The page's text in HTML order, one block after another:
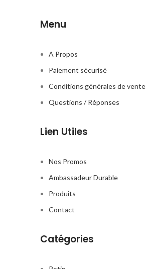
Menu
A Propos
Paiement sécurisé
Conditions générales de vente
Questions / Réponses
Lien Utiles
Nos Promos
Ambassadeur Durable
Produits
Contact
Catégories